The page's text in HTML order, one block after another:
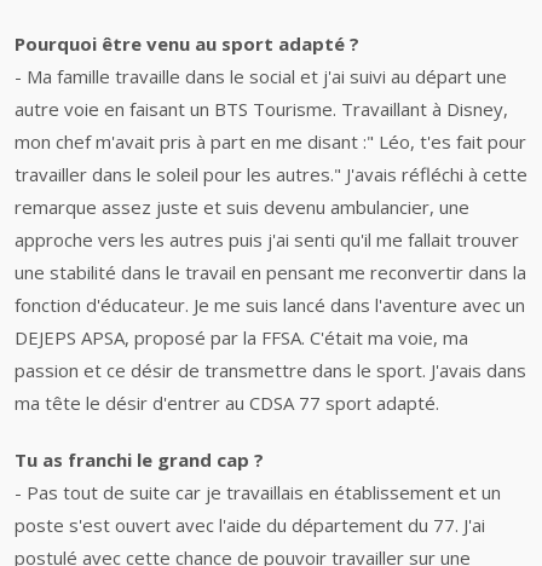
Pourquoi être venu au sport adapté ?
- Ma famille travaille dans le social et j'ai suivi au départ une
autre voie en faisant un BTS Tourisme. Travaillant à Disney,
mon chef m'avait pris à part en me disant :" Léo, t'es fait pour
travailler dans le soleil pour les autres." J'avais réfléchi à cette
remarque assez juste et suis devenu ambulancier, une
approche vers les autres puis j'ai senti qu'il me fallait trouver
une stabilité dans le travail en pensant me reconvertir dans la
fonction d'éducateur. Je me suis lancé dans l'aventure avec un
DEJEPS APSA, proposé par la FFSA. C'était ma voie, ma
passion et ce désir de transmettre dans le sport. J'avais dans
ma tête le désir d'entrer au CDSA 77 sport adapté.
Tu as franchi le grand cap ?
- Pas tout de suite car je travaillais en établissement et un
poste s'est ouvert avec l'aide du département du 77. J'ai
postulé avec cette chance de pouvoir travailler sur une